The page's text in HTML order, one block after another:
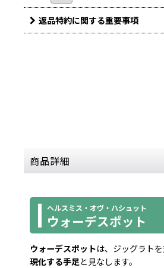
返品特約に関する重要事項
商品詳細
ヘルスミス・オヴ・ハシュット
ウォーデスポット
ウォーデスポットは、ジッグラト
現化する手足と見なします。